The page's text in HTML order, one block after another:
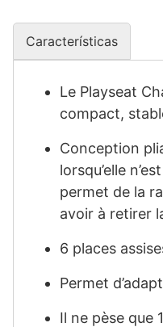
Características
Le Playseat
compact,
Conception
lorsqu’elle
permet de la
avoir à retirer
6 places
Permet
Il ne pèse que